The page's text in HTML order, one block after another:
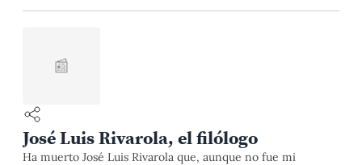
📰
José Luis Rivarola, el filólogo
Ha muerto José Luis Rivarola que, aunque no fue mi